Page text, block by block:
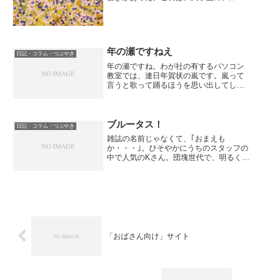
日記・コラム・つぶやき 年の瀬ですねえ
年の瀬ですね。わが社の有するパソコン
教室では、連日年賀状の嵐です。嵐って
言うと歌って踊るほうを思い出してしま
らっしゃいます。教室...
日記・コラム・つぶやき ブルータス！
雑誌の名前じゃなくて、｢おまえも
か・・・｣。ひそやかにうちのスタッフの
中で人気のKさん。団塊世代で、明るく
「おばさん向け」サイト